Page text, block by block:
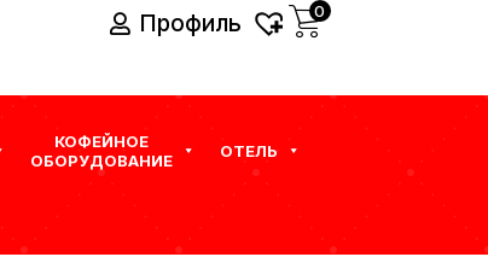
Профиль 0
КОФЕЙНОЕ
ОБОРУДОВАНИЕ
ОТЕЛЬ